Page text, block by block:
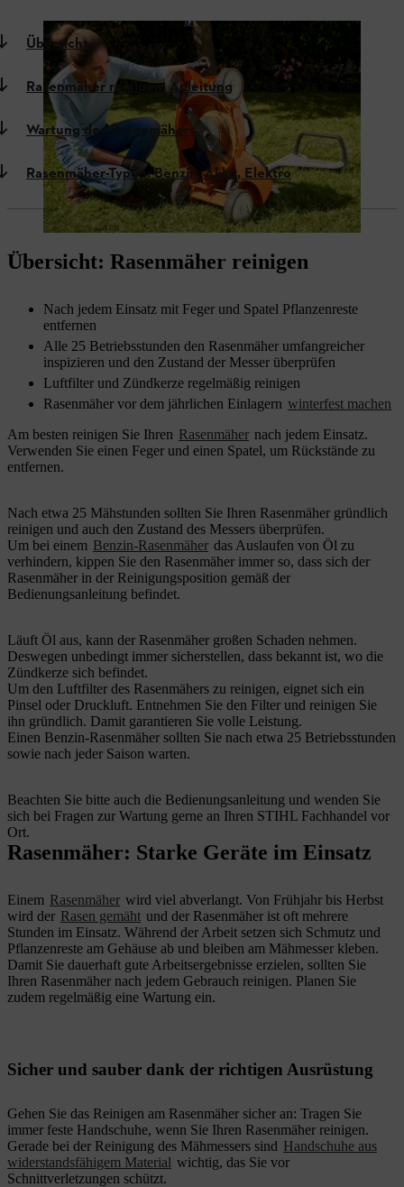
Übersicht
Rasenmäher reinigen: Anleitung
Wartung des Rasenmähers
Rasenmäher-Typen: Benzin, Akku, Elektro
Übersicht: Rasenmäher reinigen
Nach jedem Einsatz mit Feger und Spatel Pflanzenreste
entfernen
Alle 25 Betriebsstunden den Rasenmäher umfangreicher
inspizieren und den Zustand der Messer überprüfen
Luftfilter und Zündkerze regelmäßig reinigen
Rasenmäher vor dem jährlichen Einlagern winterfest machen
Am besten reinigen Sie Ihren Rasenmäher nach jedem Einsatz.
Verwenden Sie einen Feger und einen Spatel, um Rückstände zu
entfernen.
Nach etwa 25 Mähstunden sollten Sie Ihren Rasenmäher gründlich
reinigen und auch den Zustand des Messers überprüfen.
Um bei einem Benzin-Rasenmäher das Auslaufen von Öl zu
verhindern, kippen Sie den Rasenmäher immer so, dass sich der
Rasenmäher in der Reinigungsposition gemäß der
Bedienungsanleitung befindet.
Läuft Öl aus, kann der Rasenmäher großen Schaden nehmen.
Deswegen unbedingt immer sicherstellen, dass bekannt ist, wo die
Zündkerze sich befindet.
Um den Luftfilter des Rasenmähers zu reinigen, eignet sich ein
Pinsel oder Druckluft. Entnehmen Sie den Filter und reinigen Sie
ihn gründlich. Damit garantieren Sie volle Leistung.
Einen Benzin-Rasenmäher sollten Sie nach etwa 25 Betriebsstunden
sowie nach jeder Saison warten.
Beachten Sie bitte auch die Bedienungsanleitung und wenden Sie
sich bei Fragen zur Wartung gerne an Ihren STIHL Fachhandel vor
Ort.
Rasenmäher: Starke Geräte im Einsatz
Einem Rasenmäher wird viel abverlangt. Von Frühjahr bis Herbst
wird der Rasen gemäht und der Rasenmäher ist oft mehrere
Stunden im Einsatz. Während der Arbeit setzen sich Schmutz und
Pflanzenreste am Gehäuse ab und bleiben am Mähmesser kleben.
Damit Sie dauerhaft gute Arbeitsergebnisse erzielen, sollten Sie
Ihren Rasenmäher nach jedem Gebrauch reinigen. Planen Sie
zudem regelmäßig eine Wartung ein.
Sicher und sauber dank der richtigen Ausrüstung
Gehen Sie das Reinigen am Rasenmäher sicher an: Tragen Sie
immer feste Handschuhe, wenn Sie Ihren Rasenmäher reinigen.
Gerade bei der Reinigung des Mähmessers sind Handschuhe aus
widerstandsfähigem Material wichtig, das Sie vor
Schnittverletzungen schützt.